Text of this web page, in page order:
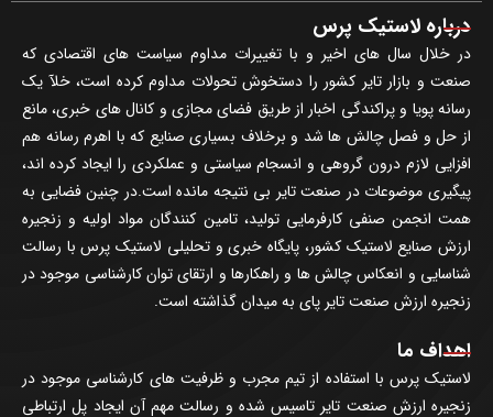
درباره لاستیک پرس
در خلال سال های اخیر و با تغییرات مداوم سیاست های اقتصادی که
صنعت و بازار تایر کشور را دستخوش تحولات مداوم کرده است، خلآ یک
رسانه پویا و پراکندگی اخبار از طریق فضای مجازی و کانال های خبری، مانع
از حل و فصل چالش ها شد و برخلاف بسیاری صنایع که با اهرم رسانه هم
افزایی لازم درون گروهی و انسجام سیاستی و عملکردی را ایجاد کرده اند،
پیگیری موضوعات در صنعت تایر بی نتیجه مانده است.در چنین فضایی به
همت انجمن صنفی کارفرمایی تولید، تامین کنندگان مواد اولیه و زنجیره
ارزش صنایع لاستیک کشور، پایگاه خبری و تحلیلی لاستیک پرس با رسالت
شناسایی و انعکاس چالش ها و راهکارها و ارتقای توان کارشناسی موجود در
زنجیره ارزش صنعت تایر پای به میدان گذاشته است.
اهداف ما
لاستیک پرس با استفاده از تیم مجرب و ظرفیت های کارشناسی موجود در
زنجیره ارزش صنعت تایر تاسیس شده و رسالت مهم آن ایجاد پل ارتباطی